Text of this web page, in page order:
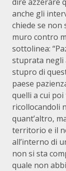
anche gli
chiede se non
muro contro
sottolinea:
stuprata negli
stupro di
paese
quelli a cui
ricollocandoli
quant’altro,
territorio e il
all’interno di
non si sta
quale non